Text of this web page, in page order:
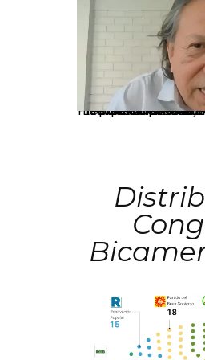
La presidenta Keiko Fujimori informó que la solicitud de indulto presentada por el expresidente Alejandro Toledo será